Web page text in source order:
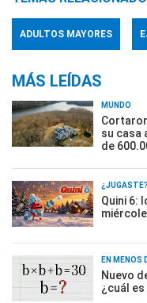
ADULTOS MAYORES
MÁS LEÍDAS
MUNDO
su casa
de
¿JUGASTE?
Quini 6:
EN MENOS
Nuevo
¿cuál